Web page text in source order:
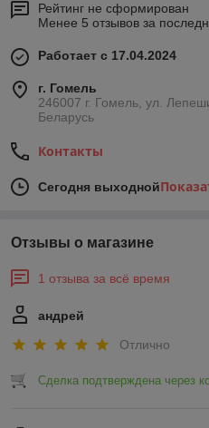
Рейтинг не сформирован
Менее 5 отзывов за
Работает с 17.04.2024
г. Гомель
246007 г. Гомель, ул.
Беларусь
Контакты
Сегодня выходной
Отзывы о магазине
1 отзыва за всё время
андрей
Отлично
Сделка подтверждена через